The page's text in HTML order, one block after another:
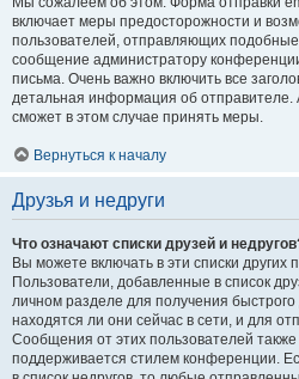
включает меры предосторожности и
пользователей, отправляющих
сообщение администратору
письма. Очень важно включить все
детальная информация об
сможет в этом случае принять меры.
Вернуться к началу
Друзья и недруги
Что означают списки друзей и
Вы можете включать в эти списки
Пользователи, добавленные в список
личном разделе для получения
находятся ли они сейчас в сети, и для
Сообщения от этих пользователей
поддерживается стилем конференции.